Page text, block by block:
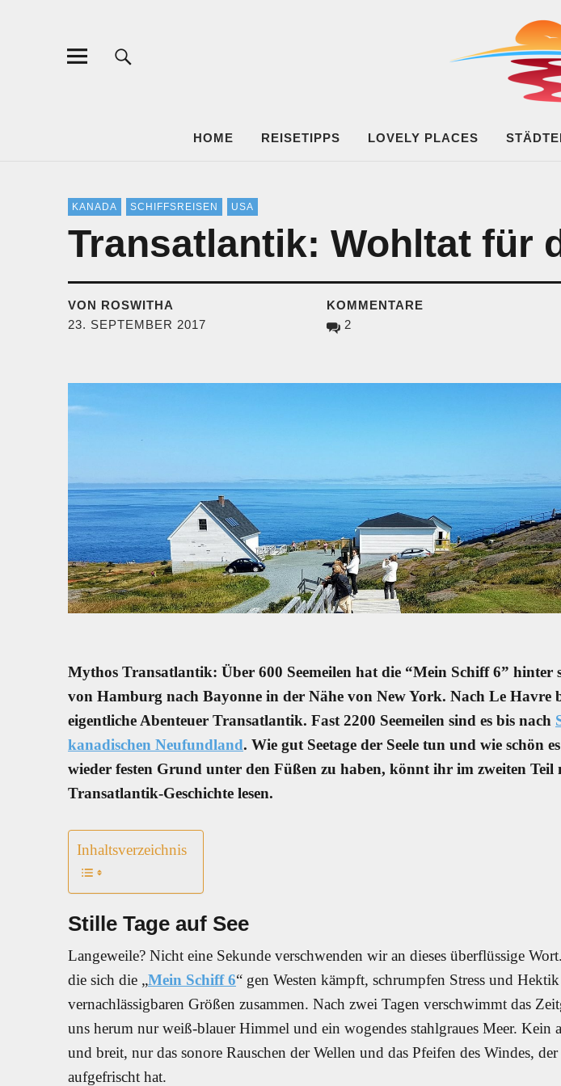
BRUDER AUF
HOME REISETIPPS LOVELY PLACES
KANADA SCHIFFSREISEN USA
Transatlantik: Wohltat für
VON ROSWITHA
23. SEPTEMBER 2017
KOMMENTARE
2
Mythos Transatlantik: Über 600 Seemeilen hat die “Mein Schiff 6” hinter
von Hamburg nach Bayonne in der Nähe von New York. Nach Le Havre
eigentliche Abenteuer Transatlantik. Fast 2200 Seemeilen sind es bis nach
kanadischen Neufundland. Wie gut Seetage der Seele tun und wie schön
wieder festen Grund unter den Füßen zu haben, könnt ihr im zweiten Teil
Transatlantik-Geschichte lesen.
Inhaltsverzeichnis
Stille Tage auf See
Langeweile? Nicht eine Sekunde verschwenden wir an dieses überflüssige
die sich die „Mein Schiff 6“ gen Westen kämpft, schrumpfen Stress und
vernachlässigbaren Größen zusammen. Nach zwei Tagen verschwimmt das
uns herum nur weiß-blauer Himmel und ein wogendes stahlgraues Meer. Kein
und breit, nur das sonore Rauschen der Wellen und das Pfeifen des Windes,
aufgefrischt hat.